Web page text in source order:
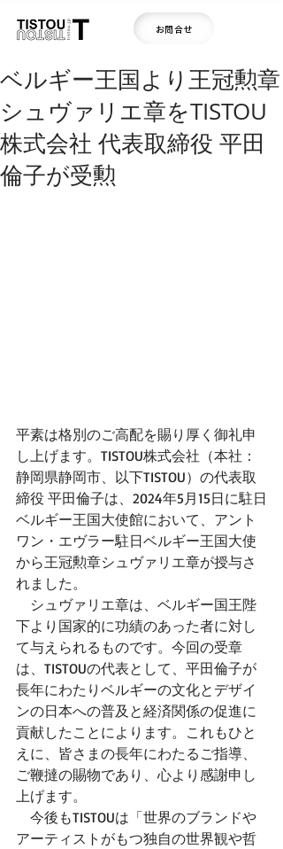
お問合せ
ベルギー王国より王冠勲章
シュヴァリエ章をTISTOU
株式会社 代表取締役 平田
倫子が受勲
平素は格別のご高配を賜り厚く御礼申
し上げます。TISTOU株式会社（本社：
静岡県静岡市、以下TISTOU）の代表取
締役 平田倫子は、2024年5月15日に駐日
ベルギー王国大使館において、アント
ワン・エヴラー駐日ベルギー王国大使
から王冠勲章シュヴァリエ章が授与さ
れました。
シュヴァリエ章は、ベルギー国王陛
下より国家的に功績のあった者に対し
て与えられるものです。今回の受章
は、TISTOUの代表として、平田倫子が
長年にわたりベルギーの文化とデザイ
ンの日本への普及と経済関係の促進に
貢献したことによります。これもひと
えに、皆さまの長年にわたるご指導、
ご鞭撻の賜物であり、心より感謝申し
上げます。
今後もTISTOUは「世界のブランドや
アーティストがもつ独自の世界観や哲